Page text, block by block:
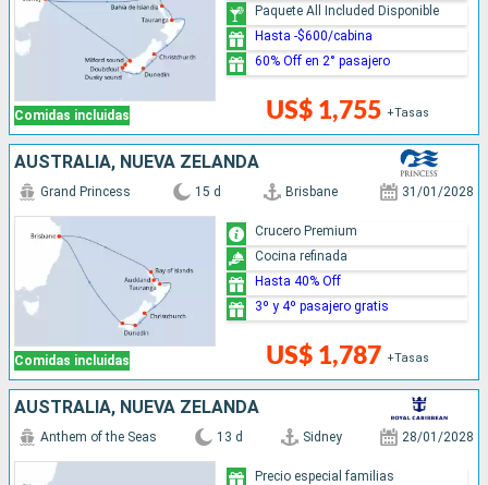
Comidas incluidas US$ 1,755 +Tasas
Paquete All Included Disponible
Hasta -$600/cabina
60% Off en 2° pasajero
AUSTRALIA, NUEVA ZELANDA
Comidas incluidas
Grand Princess 15 d Brisbane 31/01/2028
US$ 1,787 +Tasas
Crucero Premium
Cocina refinada
Hasta 40% Off
3º y 4º pasajero gratis
AUSTRALIA, NUEVA ZELANDA
Anthem of the Seas 13 d Sidney 28/01/2028
Precio especial familias